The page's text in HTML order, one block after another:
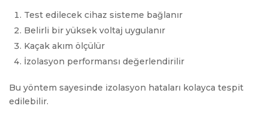
Test edilecek cihaz sisteme bağlanır
Belirli bir yüksek voltaj uygulanır
Kaçak akım ölçülür
İzolasyon performansı değerlendirilir
Bu yöntem sayesinde izolasyon hataları kolayca tespit
edilebilir.